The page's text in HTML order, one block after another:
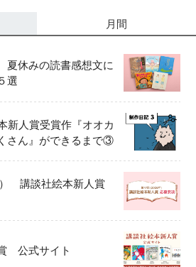
月間
休みの読書感想文に
選
新人賞受賞作『オオカ
さん』ができるまで③
） 講談社絵本新人賞
公式サイト